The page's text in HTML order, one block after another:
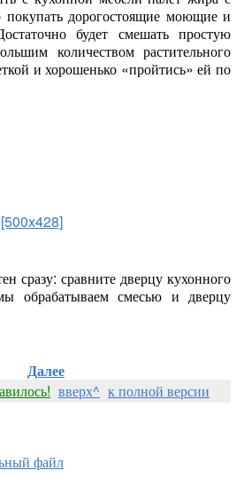
покупать дорогостоящие моющие и
будет смешать простую
количеством растительного
и хорошенько «пройтись» ей по
[500x428]
сразу: сравните дверцу кухонного
обрабатываем смесью и дверцу
Далее
вверх^ к полной версии
файл